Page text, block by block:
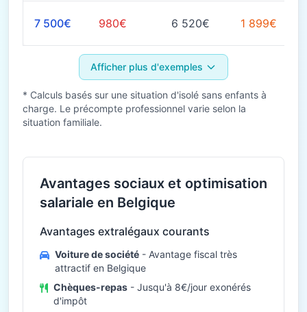
7 500€ 980€ 6 520€ 1 899€
Afficher plus d'exemples
* Calculs basés sur une situation d'isolé sans enfants à
charge. Le précompte professionnel varie selon la
situation familiale.
Avantages sociaux et optimisation
salariale en Belgique
Avantages extralégaux courants
Voiture de société - Avantage fiscal très
attractif en Belgique
Chèques-repas - Jusqu'à 8€/jour exonérés
d'impôt